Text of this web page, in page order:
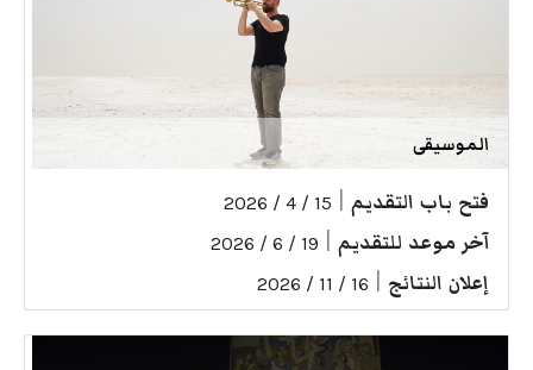
الموسيقى
فتح باب التقديم 15 / 4 / 2026
آخر موعد للتقديم 19 / 6 / 2026
إعلان النتائج 16 / 11 / 2026